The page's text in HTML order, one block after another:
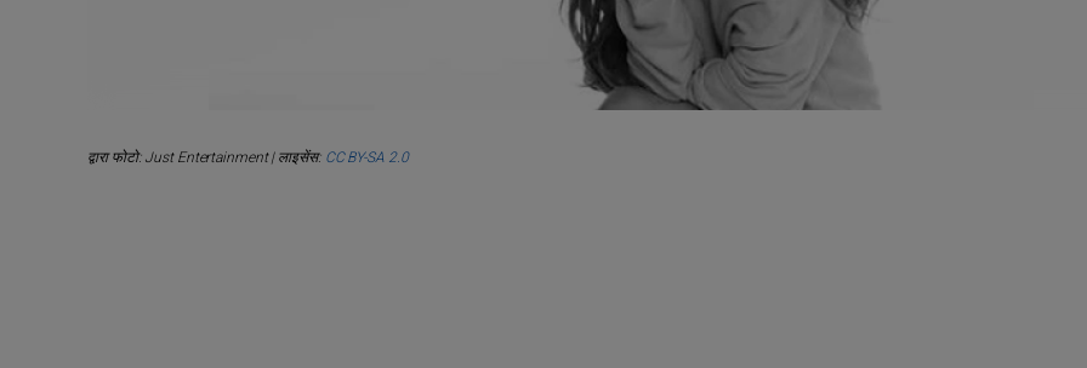
द्वारा फोटो: Just Entertainment | लाइसेंस: CC BY-SA 2.0